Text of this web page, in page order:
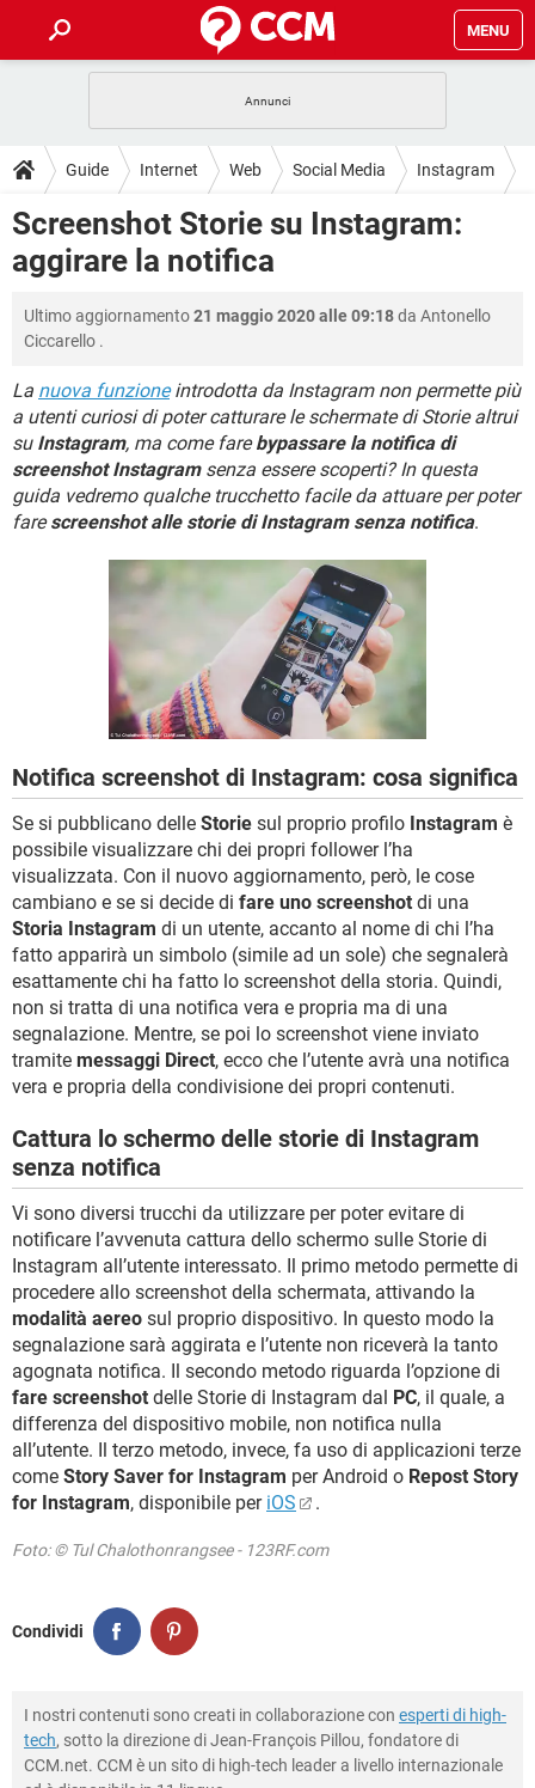
MENU
INTRATTENIMENTO ANDROID
iOS WINDOWS 10
INSTAGRAM
HARDWARE
GUIDE
COVID-19
INTRATTENIMENTO ANDROID
iOS
INSTAGRAM WHATSAPP
HARDWARE
DOWNLOAD
COVID-19
iOS
INSTAGRAM WHATSAPP
TIKTOK FACEBOOK
HARDWARE
FORUM
COVID-19 GAMING
iOS WINDOWS 10
INSTAGRAM WHATSAPP
TIKTOK FACEBOOK
HARDWARE
GLOSSARIO
GAMING
INTRATTENIMENTO ANDROID
iOS WINDOWS 10
INSTAGRAM WHATSAPP
Guide Internet Web Social Media Instagram
Screenshot Storie su Instagram:
aggirare la notifica
Ultimo aggiornamento21 maggio 2020 alle 09:18da Antonello
Ciccarello .
La nuova funzioneintrodotta da Instagram non permette più
a utenti curiosi di poter catturare le schermate di Storie altrui
su Instagram, ma come farebypassare la notifica di
screenshot Instagramsenza essere scoperti? In questa
guida vedremo qualche trucchetto facile da attuare per poter
farescreenshot alle storie di Instagram senza notifica.
Notifica screenshot di Instagram: cosa significa
Se si pubblicano delle Storie sul proprio profilo Instagram è
possibile visualizzare chi dei propri follower l’ha
visualizzata. Con il nuovo aggiornamento, però, le cose
cambiano e se si decide di fare uno screenshot di una
Storia Instagram di un utente, accanto al nome di chi l’ha
fatto apparirà un simbolo (simile ad un sole) che segnalerà
esattamente chi ha fatto lo screenshot della storia. Quindi,
non si tratta di una notifica vera e propria ma di una
segnalazione. Mentre, se poi lo screenshot viene inviato
tramite messaggi Direct, ecco che l’utente avrà una notifica
vera e propria della condivisione dei propri contenuti.
Cattura lo schermo delle storie di Instagram
senza notifica
Vi sono diversi trucchi da utilizzare per poter evitare di
notificare l’avvenuta cattura dello schermo sulle Storie di
Instagram all’utente interessato. Il primo metodo permette di
procedere allo screenshot della schermata, attivando la
modalità aereo sul proprio dispositivo. In questo modo la
segnalazione sarà aggirata e l’utente non riceverà la tanto
agognata notifica. Il secondo metodo riguarda l’opzione di
fare screenshot delle Storie di Instagram dal PC, il quale, a
differenza del dispositivo mobile, non notifica nulla
all’utente. Il terzo metodo, invece, fa uso di applicazioni terze
come Story Saver for Instagram per Android o Repost Story
for Instagram, disponibile per iOS .
Foto: © Tul Chalothonrangsee - 123RF.com
Condividi
I nostri contenuti sono creati in collaborazione con esperti di high-
tech, sotto la direzione di Jean-François Pillou, fondatore di
CCM.net. CCM è un sito di high-tech leader a livello internazionale